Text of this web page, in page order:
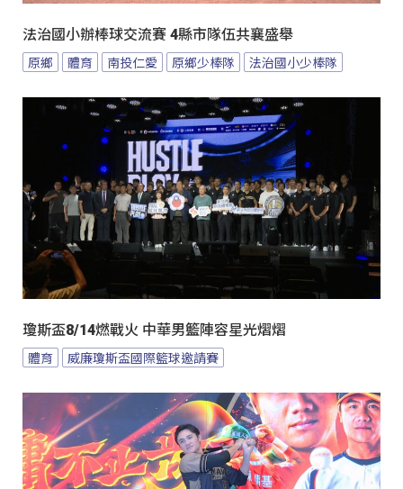
法治國小辦棒球交流賽 4縣市隊伍共襄盛舉
原鄉 體育 南投仁愛 原鄉少棒隊 法治國小少棒隊
瓊斯盃8/14燃戰火 中華男籃陣容星光熠熠
體育 威廉瓊斯盃國際籃球邀請賽